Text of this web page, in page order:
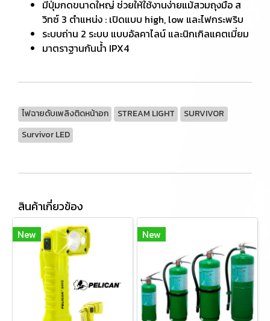
มีปุ่มกดขนาดใหญ่ ช่วยให้ใช้งานง่ายแม้สวมถุงมือ ส
วิทซ์ 3 ตำแหน่ง : เปิดแบบ high, low และไฟกระพริบ
ระบบถ่าน 2 ระบบ แบบอัลคาไลน์ และนิกเกิลแคตเมี่ยม
มาตราฐานกันน้ำ IPX4
ไฟฉายดับเพลิงติดหน้าอก STREAM LIGHT
SURVIVOR
Survivor LED
สินค้าเกี่ยวข้อง
New New